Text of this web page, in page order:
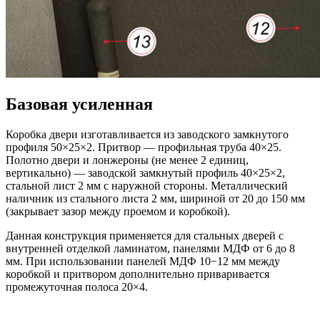
Базовая усиленная
Коробка двери изготавливается из заводского замкнутого
профиля 50×25×2. Притвор — профильная труба 40×25.
Полотно двери и лонжероны (не менее 2 единиц,
вертикально) — заводской замкнутый профиль 40×25×2,
стальной лист 2 мм с наружной стороны. Металлический
наличник из стального листа 2 мм, шириной от 20 до 150 мм
(закрывает зазор между проемом и коробкой).
Данная конструкция применяется для стальных дверей с
внутренней отделкой ламинатом, панелями МДФ от 6 до 8
мм. При использовании панелей МДФ 10−12 мм между
коробкой и притвором дополнительно приваривается
промежуточная полоса 20×4.